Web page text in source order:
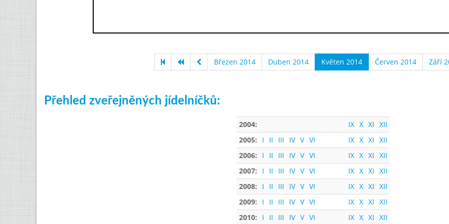
Březen 2014 Duben 2014 Květen 2014 Červen 2014 Září
Přehled zveřejněných jídelníčků:
2004: IX X XI XII
2005:
I II III IV V VI IX X XI XII
2006:
I II III IV V VI IX X XI XII
2007:
I II III IV V VI IX X XI XII
2008:
I II III IV V VI IX X XI XII
2009:
I II III IV V VI IX X XI XII
2010:
I II III IV V VI IX X XI XII